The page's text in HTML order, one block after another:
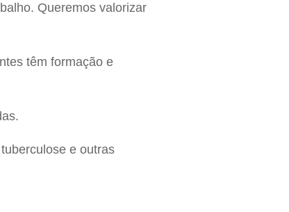
Queremos valorizar
têm formação e
e outras